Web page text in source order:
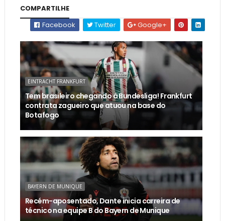
COMPARTILHE
Facebook
Twitter Google+
EINTRACHT FRANKFURT
Tem brasileiro chegando à Bundesliga! Frankfurt
contrata zagueiro que atuou na base do
Botafogo
BAYERN DE MUNIQUE
Recém-aposentado, Dante inicia carreira de
técnico na equipe B do Bayern de Munique